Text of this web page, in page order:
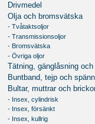
Drivmedel
Olja och bromsvätska
- Tvåtaktsoljor
- Transmissionsoljor
- Bromsvätska
- Övriga oljor
Tätning, gänglåsning och
Buntband, tejp och
Bultar, muttrar och
- Insex, cylindrisk
- Insex, försänkt
- Insex, kullrig